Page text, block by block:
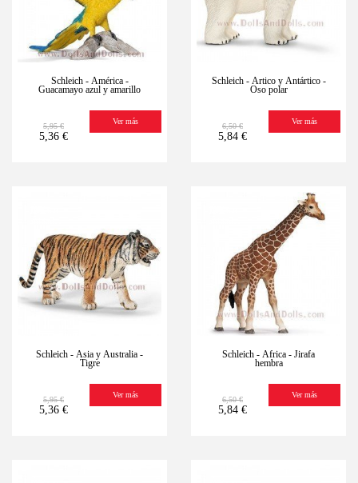
Schleich - América -
Guacamayo azul y amarillo
5,95 €
5,36 €
Ver más
Schleich - Ártico y Antártico -
Oso polar
6,50 €
5,84 €
Ver más
Schleich - Asia y Australia -
Tigre
5,95 €
5,36 €
Ver más
Schleich - África - Jirafa
hembra
6,50 €
5,84 €
Ver más